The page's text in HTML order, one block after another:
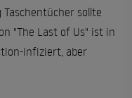
sollte
"The Last of Us" ist in
infiziert, aber